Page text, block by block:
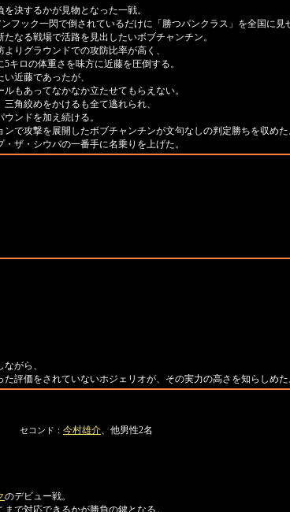
決するかが見物となった一戦。
フック一閃で倒されているだけに「勝つパンクラス」を全国に見
なる戦場で活路を見出したいボブチャンチン。
りグラウンドでの攻防比率が高く、
キロの体重さを味方に近藤を圧倒する。
近藤であったが、
もあってなかなか立たせてもらえない。
角絞めをかけるも全て逃れられ、
ンドを加え続ける。
で攻撃を展開したボブチャンチンが文句なしの判定勝ちを収め
ザ・シウバの一番手に名乗りを上げた。
がら、
評価をされていないホジェリオが、その実力の高さを知らしめ
セコンド： 今村雄介、他男性2名
のデビュー戦。
で対応できるかが勝負の鍵となる。